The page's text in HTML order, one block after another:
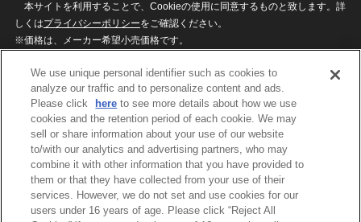
本サイトを利用することで、Cookieの使用に同意するものと致します。詳
しくはプライバシーポリシーをご確認ください。
※価格は、メーカー希望小売価格です。
ざいますのでご了承ください。
privacypolicy
Do Not Sell or Share My
Personal Information
ウェブサイトご利用条件
ソーシャルメディアポリシー
個人情報保護方針
お問い合わせ
We use unique personal identifier such as cookies to
analyze our traffic and to personalize content and ads.
Please click
here to see more details about how we use
cookies and the retention period of each cookie. We may
sell or share information about your use of our website
to/with our analytics and advertising partners, who may
combine it with other information that you have provided to
them or that they have collected from your use of their
services. However, we do not set and use cookies for our
users under 16 years of age. Please click “Reject All